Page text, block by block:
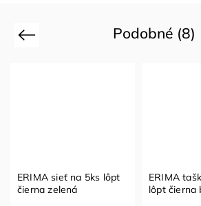
Podobné (8)
Previous
ERIMA sieť na 5ks lôpt
čierna zelená
ERIMA
lôpt čierna